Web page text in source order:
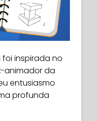
foi inspirada no
animador da
entusiasmo
profunda